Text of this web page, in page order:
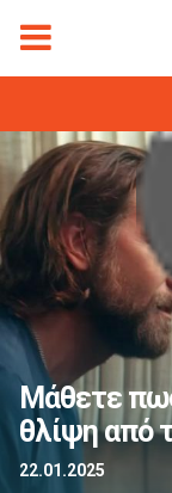
Sigmalive
Φόρμα
Μάθετε
θλίψη από
22.01.2025